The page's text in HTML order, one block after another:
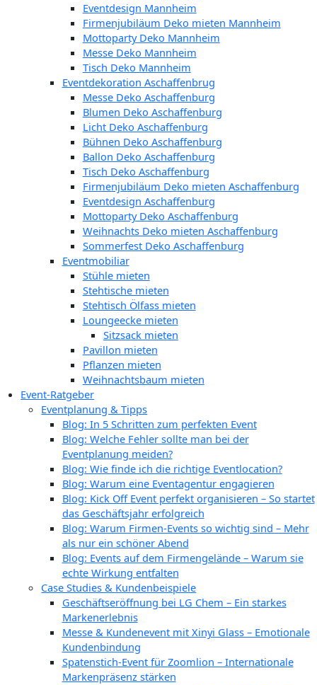
Eventdesign Mannheim
Firmenjubiläum Deko mieten Mannheim
Mottoparty Deko Mannheim
Messe Deko Mannheim
Tisch Deko Mannheim
Eventdekoration Aschaffenbrug
Messe Deko Aschaffenburg
Blumen Deko Aschaffenburg
Licht Deko Aschaffenburg
Bühnen Deko Aschaffenburg
Ballon Deko Aschaffenburg
Tisch Deko Aschaffenburg
Firmenjubiläum Deko mieten Aschaffenburg
Eventdesign Aschaffenburg
Mottoparty Deko Aschaffenburg
Weihnachts Deko mieten Aschaffenburg
Sommerfest Deko Aschaffenburg
Eventmobiliar
Stühle mieten
Stehtische mieten
Stehtisch Ölfass mieten
Loungeecke mieten
Sitzsack mieten
Pavillon mieten
Pflanzen mieten
Weihnachtsbaum mieten
Event-Ratgeber
Eventplanung & Tipps
Blog: In 5 Schritten zum perfekten Event
Blog: Welche Fehler sollte man bei der
Eventplanung meiden?
Blog: Wie finde ich die richtige Eventlocation?
Blog: Warum eine Eventagentur engagieren
Blog: Kick Off Event perfekt organisieren – So startet
das Geschäftsjahr erfolgreich
Blog: Warum Firmen-Events so wichtig sind – Mehr
als nur ein schöner Abend
Blog: Events auf dem Firmengelände – Warum sie
echte Wirkung entfalten
Case Studies & Kundenbeispiele
Geschäftseröffnung bei LG Chem – Ein starkes
Markenerlebnis
Messe & Kundenevent mit Xinyi Glass – Emotionale
Kundenbindung
Spatenstich-Event für Zoomlion – Internationale
Markenpräsenz stärken